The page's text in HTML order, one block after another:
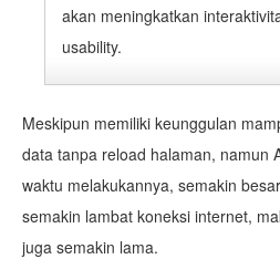
akan meningkatkan
usability.
Meskipun memiliki keunggulan
data tanpa reload halaman, namun
waktu melakukannya, semakin
semakin lambat koneksi internet,
juga semakin lama.